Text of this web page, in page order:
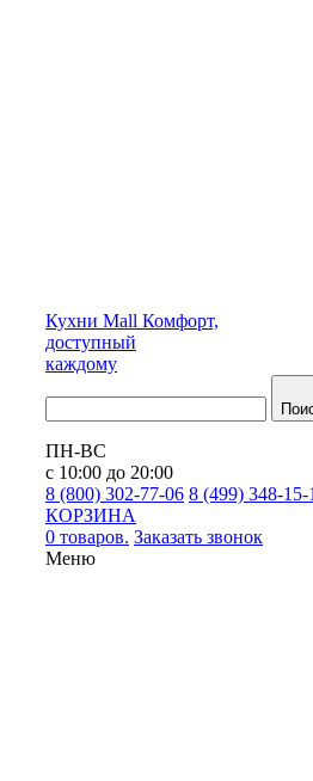
Кухни Mall Комфорт,
доступный
каждому
ПН-ВС
с 10:00 до 20:00
8 (800) 302-77-06 8 (499) 348-15-
КОРЗИНА
0 товаров. Заказать звонок
Меню